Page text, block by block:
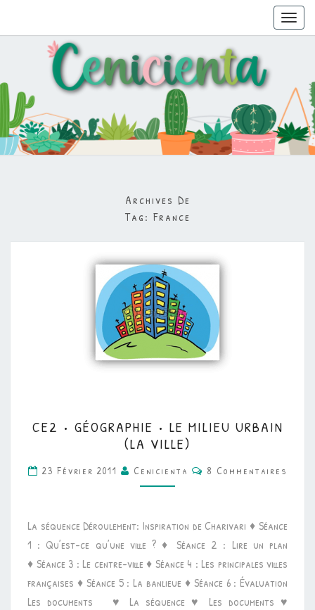
Archives De
Tag: France
•
GÉOGRAPHIE
•
LE
URBAIN
(LA
VILLE)
CE2 • GÉOGRAPHIE • LE MILIEU URBAIN
(LA VILLE)
23 Février 2011 Cenicienta Commentaires
8 Commentaires
La séquence Déroulement: Inspiration de Charivari ♦ Séance
1 : Qu’est-ce qu’une ville ? ♦ Séance 2 : Lire un plan
♦ Séance 3 : Le centre-ville ♦ Séance 4 : Les principales villes
françaises ♦ Séance 5 : La banlieue ♦ Séance 6 : Évaluation
Les documents ♥ La séquence ♥ Les documents ♥